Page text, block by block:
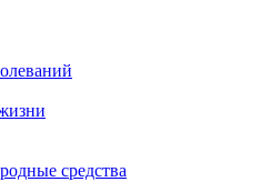
средства